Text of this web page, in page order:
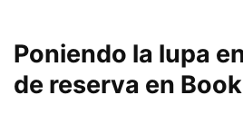
Poniendo la lupa
de reserva en